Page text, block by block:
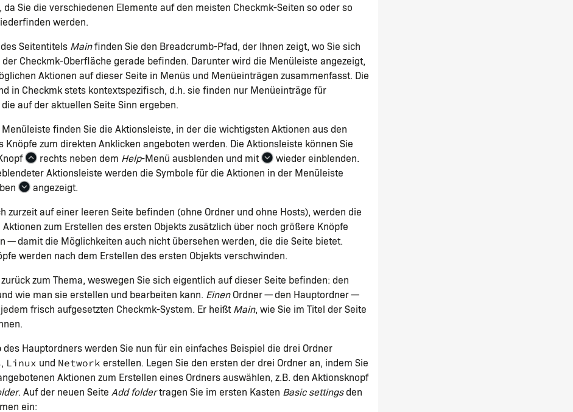
da Sie die verschiedenen Elemente auf den meisten Checkmk-Seiten so oder so
werden.
Seitentitels Mainfinden Sie den Breadcrumb-Pfad, der Ihnen zeigt, wo Sie sich
Checkmk-Oberfläche gerade befinden. Darunter wird die Menüleiste angezeigt,
Aktionen auf dieser Seite in Menüs und Menüeinträgen zusammenfasst. Die
in Checkmk stets kontextspezifisch, d.h. sie finden nur Menüeinträge für
auf der aktuellen Seite Sinn ergeben.
finden Sie die Aktionsleiste, in der die wichtigsten Aktionen aus den
Knöpfe zum direkten Anklicken angeboten werden. Die Aktionsleiste können Sie
rechts neben dem Help-Menü ausblenden und mit
wieder einblenden.
Aktionsleiste werden die Symbole für die Aktionen in der Menüleiste
angezeigt.
zurzeit auf einer leeren Seite befinden (ohne Ordner und ohne Hosts), werden die
zum Erstellen des ersten Objekts zusätzlich über noch größere Knöpfe
— damit die Möglichkeiten auch nicht übersehen werden, die die Seite bietet.
werden nach dem Erstellen des ersten Objekts verschwinden.
zum Thema, weswegen Sie sich eigentlich auf dieser Seite befinden: den
wie man sie erstellen und bearbeiten kann. EinenOrdner — den Hauptordner —
frisch aufgesetzten Checkmk-System. Er heißtMain, wie Sie im Titel der Seite
des Hauptordners werden Sie nun für ein einfaches Beispiel die drei Ordner
, Linux und Network erstellen. Legen Sie den ersten der drei Ordner an, indem Sie
Aktionen zum Erstellen eines Ordners auswählen, z.B. den Aktionsknopf
. Auf der neuen Seite Add foldertragen Sie im ersten Kasten Basic settingsden
ein: